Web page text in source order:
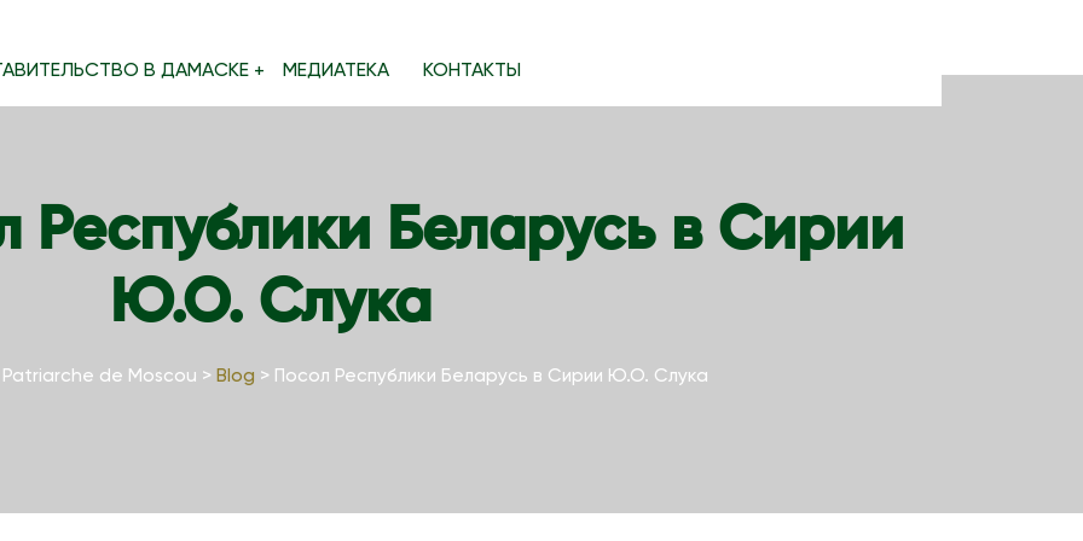
В ДАМАСКЕ МЕДИАТЕКА КОНТАКТЫ
Республики Беларусь в Сирии
Ю.О. Слука
de Moscou > Blog > Посол Республики Беларусь в Сирии Ю.О. Слука